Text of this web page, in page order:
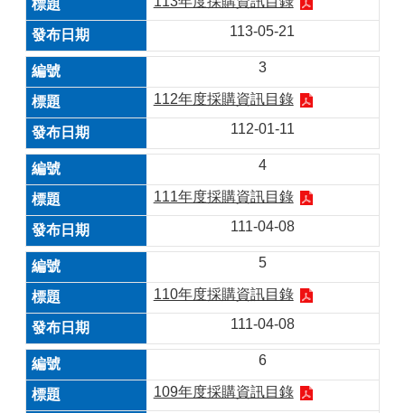
113-05-21
3
112年度採購資訊目錄
112-01-11
4
111年度採購資訊目錄
111-04-08
5
110年度採購資訊目錄
111-04-08
6
109年度採購資訊目錄